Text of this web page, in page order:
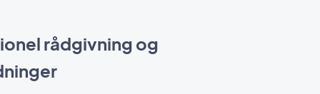
rådgivning og